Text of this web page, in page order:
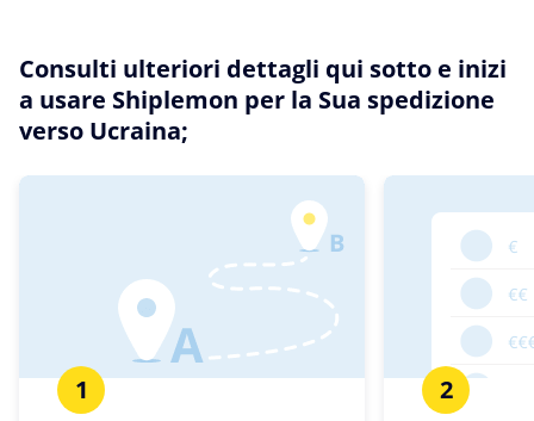
Consulti ulteriori dettagli qui sotto e inizi
a usare Shiplemon per la Sua spedizione
verso Ucraina;
1 2